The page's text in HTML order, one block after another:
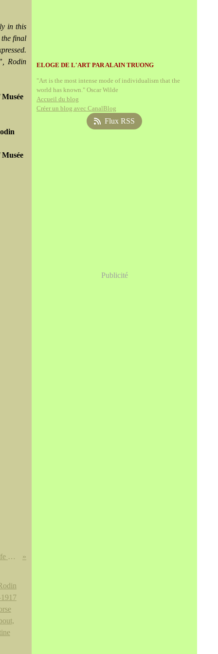
in this
the final
Rodin
A very rare imperial gilt-bronze knife and white jadeite scabbard. Qing dynasty, early 18th century
ELOGE DE L'ART PAR ALAIN TRUONG
"Art is the most intense mode of individualism that the
world has known." Oscar Wilde
Accueil du blog
Créer un blog avec CanalBlog
Flux RSS
Publicité